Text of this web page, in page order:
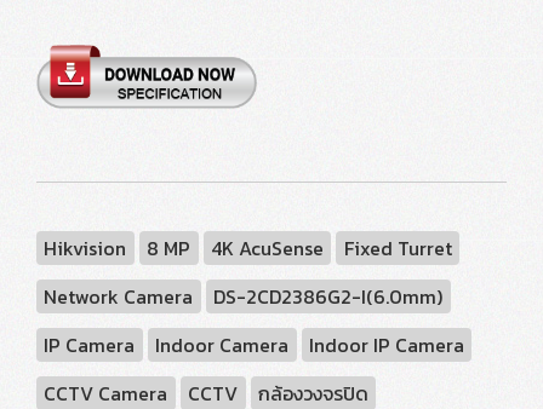
Hikvision 8 MP 4K AcuSense
Fixed Turret
Network Camera
DS-2CD2386G2-I(6.0mm)
IP Camera
Indoor Camera
Indoor IP Camera
CCTV Camera
CCTV กล้องวงจรปิด